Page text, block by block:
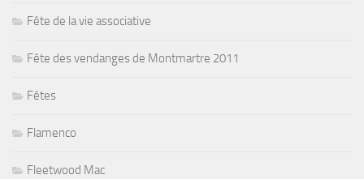
Fête de la vie associative
Fête des vendanges de Montmartre 2011
Fêtes
Flamenco
Fleetwood Mac